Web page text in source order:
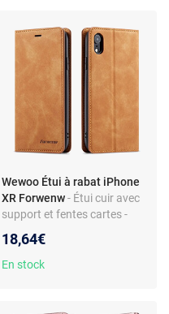
Wewoo Étui à rabat iPhone
XR Forwenw - Étui cuir avec
support et fentes cartes -
Dream Series Oil Edge
Magnet
18,64€
En stock